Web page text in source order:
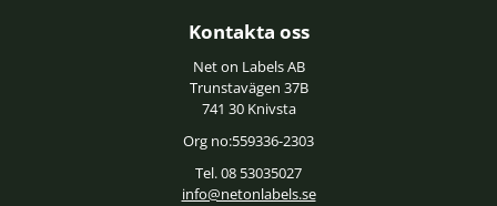
Kontakta oss
Net on Labels AB
Trunstavägen 37B
741 30 Knivsta
Org no:559336-2303
Tel. 08 53035027
info@netonlabels.se